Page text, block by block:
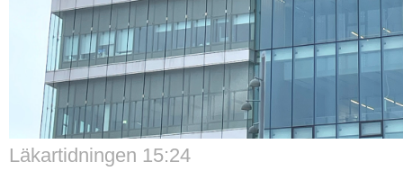
Läkartidningen 15:24